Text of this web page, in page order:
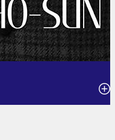
午2时30分, 下午6时